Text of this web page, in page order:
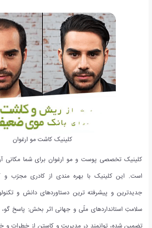
کلینیک کاشت مو ارغوان
کلینیک تخصصی پوست و مو ارغوان برای شما مکانی
است. این کلینیک با بهره مندی از کادری مجرّب و
جدیدترین و پیشرفته ترین دستاوردهای دانش و
سلامتِ استانداردهای ملّی و جهانی اثر بخش: پاسخ گو،